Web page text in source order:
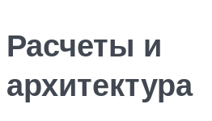
Расчеты и
архитектура